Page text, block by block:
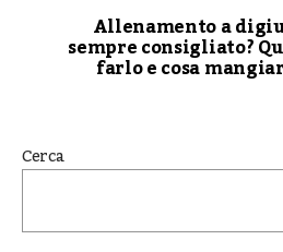
Allenamento a
sempre consigliato?
farlo e cosa
Cerca